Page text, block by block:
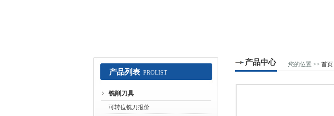
常州赛默工具有限公司
产品列表 PROLIST
铣削刀具
可转位铣刀报价
产品中心 您的位置 >> 首页